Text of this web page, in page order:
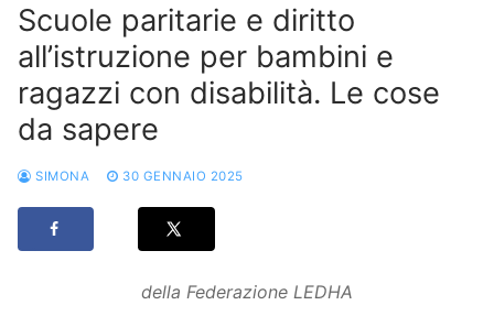
Scuole paritarie e diritto
all’istruzione per bambini e
ragazzi con disabilità. Le cose
da sapere
SIMONA 30 GENNAIO 2025
della Federazione LEDHA